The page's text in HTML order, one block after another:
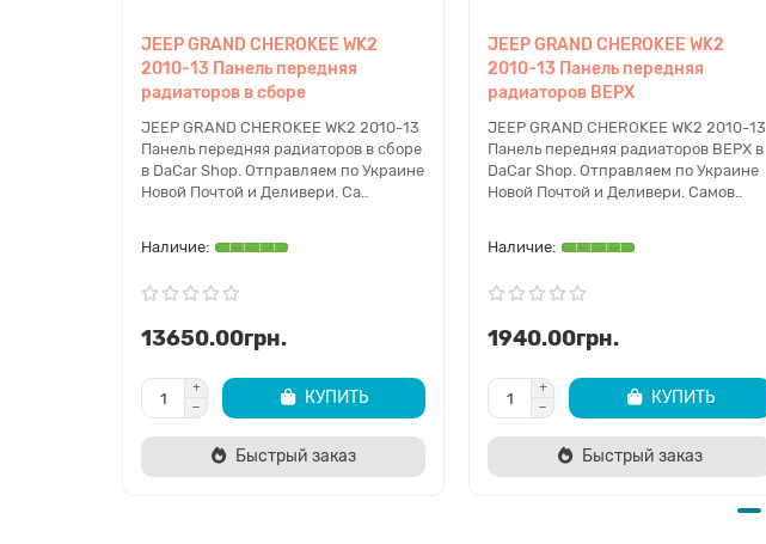
JEEP GRAND CHEROKEE WK2
2010-13 Панель передняя
радиаторов в сборе
JEEP GRAND CHEROKEE WK2 2010-13
Панель передняя радиаторов в сборе
в DaCar Shop. Отправляем по Украине
Новой Почтой и Деливери. Са..
13650.00грн.
КУПИТЬ
Быстрый заказ
JEEP GRAND CHEROKEE WK2
2010-13 Панель передняя
радиаторов ВЕРХ
JEEP GRAND CHEROKEE WK2 2010-13
Панель передняя радиаторов ВЕРХ в
DaCar Shop. Отправляем по Украине
Новой Почтой и Деливери. Самов..
1940.00грн.
КУПИТЬ
Быстрый заказ